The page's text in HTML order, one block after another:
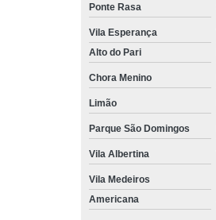
Ponte Rasa
Vila Esperança
Alto do Pari
Chora Menino
Limão
Parque São Domingos
Vila Albertina
Vila Medeiros
Americana